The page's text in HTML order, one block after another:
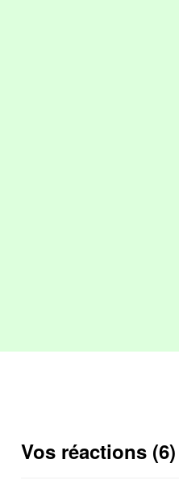
Vos réactions (6)